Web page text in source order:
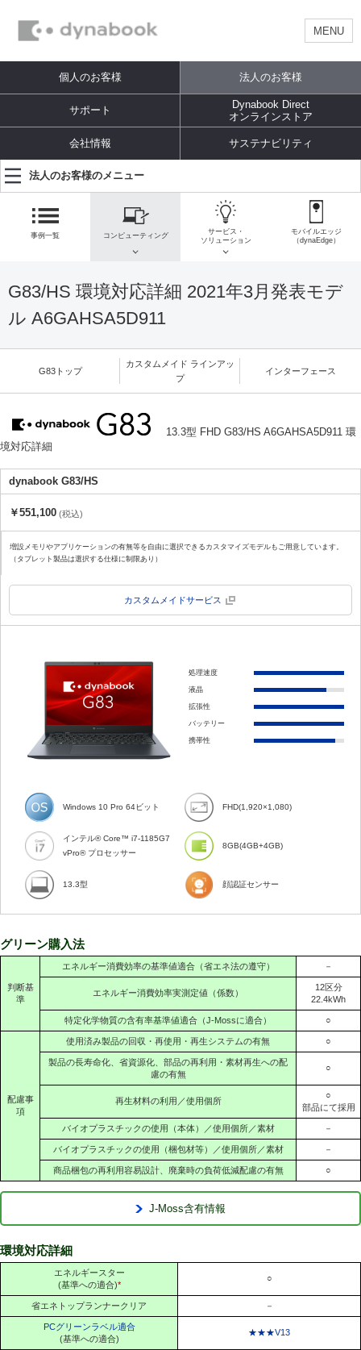
MENU
個人のお客様 法人のお客様
サポート
Dynabook Direct
オンラインストア
会社情報 サステナビリティ
法人のお客様のメニュー
事例一覧 コンピューティング
サービス・
ソリューション
モバイルエッジ
（dynaEdge）
G83/HS 環境対応詳細 2021年3月発表モデ
ル A6GAHSA5D911
G83トップ
カスタムメイド ラインアッ
プ
インターフェース
13.3型 FHD G83/HS A6GAHSA5D911 環
境対応詳細
dynabook G83/HS
￥551,100 (税込)
増設メモリやアプリケーションの有無等を自由に選択できるカスタマイズモデルもご用意しています。
（タブレット製品は選択する仕様に制限あり）
カスタムメイドサービス
処理速度
液晶
拡張性
バッテリー
携帯性
Windows 10 Pro 64ビット
インテル® Core™ i7-1185G7
vPro® プロセッサー
13.3型
FHD(1,920×1,080)
8GB(4GB+4GB)
顔認証センサー
グリーン購入法
判断基
準
エネルギー消費効率の基準値適合（省エネ法の遵守） －
エネルギー消費効率実測定値（係数）
12区分
22.4kWh
特定化学物質の含有率基準値適合（J-Mossに適合） ○
配慮事
項
使用済み製品の回収・再使用・再生システムの有無 ○
製品の長寿命化、省資源化、部品の再利用・素材再生への配
慮の有無
○
再生材料の利用／使用個所
○
部品にて採用
バイオプラスチックの使用（本体）／使用個所／素材 －
バイオプラスチックの使用（梱包材等）／使用個所／素材 －
商品梱包の再利用容易設計、廃棄時の負荷低減配慮の有無 ○
J-Moss含有情報
環境対応詳細
エネルギースター
(基準への適合)*
○
省エネトップランナークリア －
PCグリーンラベル適合
(基準への適合)
★★★V13